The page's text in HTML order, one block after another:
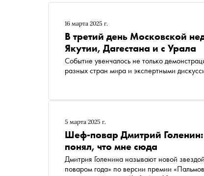
16 марта 2025 г.
В третий день Московской
Якутии, Дагестана и с Урала
Событие увенчалось не только
разных стран мира и экспертными
5 марта 2025 г.
Шеф-повар Дмитрий Голенин:
понял, что мне сюда
Дмитрия Голенина называют новой
поваром года» по версии премии